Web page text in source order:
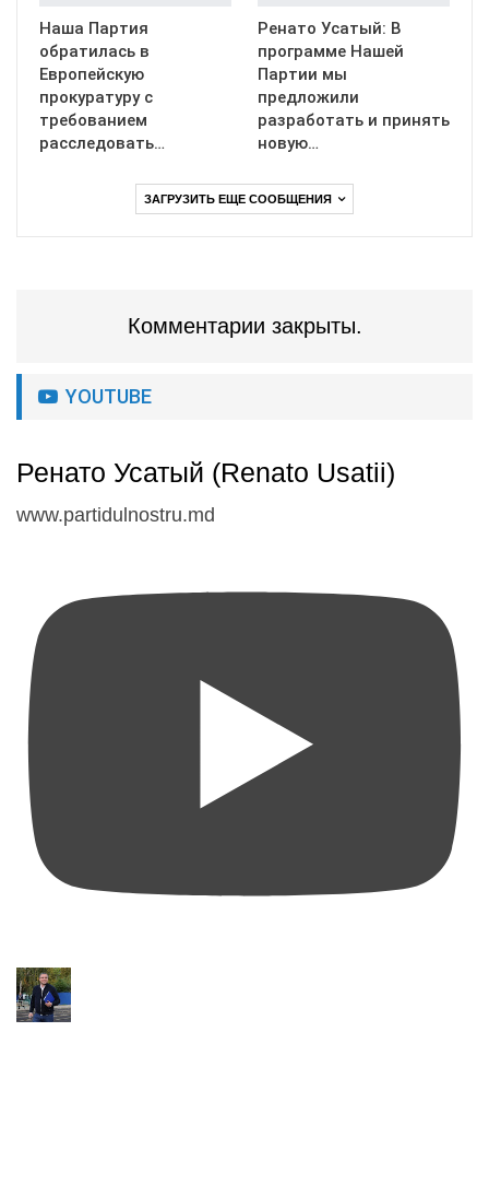
Наша Партия
обратилась в
Европейскую
прокуратуру с
требованием
расследовать…
Ренато Усатый: В
программе Нашей
Партии мы
предложили
разработать и принять
новую…
ЗАГРУЗИТЬ ЕЩЕ СООБЩЕНИЯ
Комментарии закрыты.
YOUTUBE
Ренато Усатый (Renato Usatii)
www.partidulnostru.md